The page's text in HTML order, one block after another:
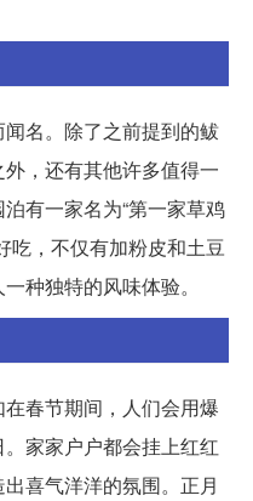
名。除了之前提到的鲅
，还有其他许多值得一
有一家名为“第一家草鸡
吃，不仅有加粉皮和土豆
种独特的风味体验。
春节期间，人们会用爆
家家户户都会挂上红红
喜气洋洋的氛围。正月